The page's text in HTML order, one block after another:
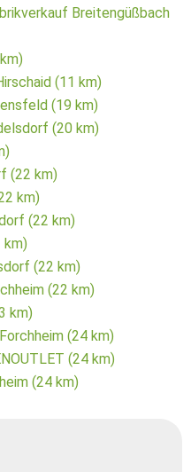
Breitengüßbach
(11 km)
(19 km)
(20 km)
(22 km)
km)
(22 km)
km)
(22 km)
(22 km)
km)
(24 km)
(24 km)
(24 km)